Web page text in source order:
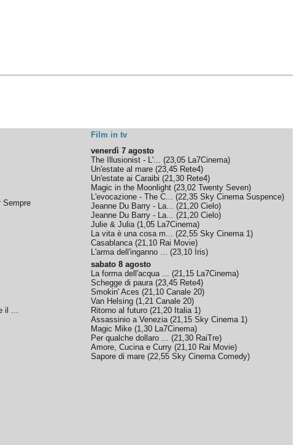
Film in tv
Sempre
il ...
venerdì 7 agosto
The Illusionist - L'... (23,05 La7Cinema)
Un'estate al mare (23,45 Rete4)
Un'estate ai Caraibi (21,30 Rete4)
Magic in the Moonlight (23,02 Twenty Seven)
L'evocazione - The C... (22,35 Sky Cinema Suspence)
Jeanne Du Barry - La... (21,20 Cielo)
Jeanne Du Barry - La... (21,20 Cielo)
Julie & Julia(1,05 La7Cinema)
La vita è una cosa m... (22,55 Sky Cinema 1)
Casablanca(21,10 Rai Movie)
L'arma dell'inganno ... (23,10 Iris)
sabato 8 agosto
La forma dell'acqua ... (21,15 La7Cinema)
Schegge di paura(23,45 Rete4)
Smokin' Aces (21,10 Canale 20)
Van Helsing (1,21 Canale 20)
Ritorno al futuro (21,20 Italia 1)
Assassinio a Venezia(21,15 Sky Cinema 1)
Magic Mike (1,30 La7Cinema)
Per qualche dollaro ... (21,30 RaiTre)
Amore, Cucina e Curry (21,10 Rai Movie)
Sapore di mare (22,55 Sky Cinema Comedy)